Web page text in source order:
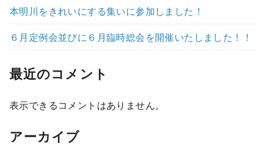
本明川をきれいにする集いに参加しました！
６月定例会並びに６月臨時総会を開催いたしました！！
最近のコメント
表示できるコメントはありません。
アーカイブ